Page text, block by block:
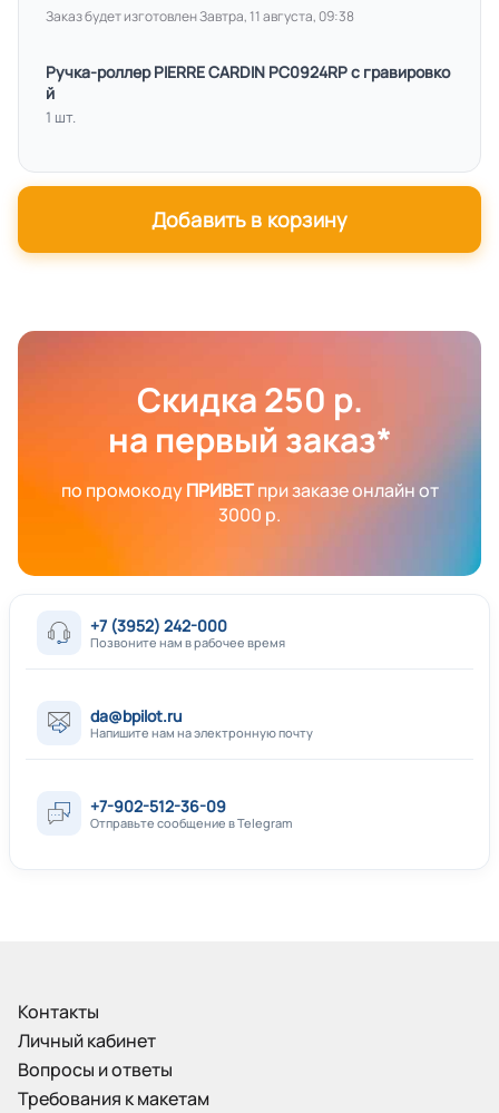
Заказ будет изготовлен Завтра, 11 августа, 09:38
Ручка-роллер PIERRE CARDIN PC0924RP с гравировко
й
1 шт.
Добавить в корзину
Скидка 250 р.
на первый заказ*
по промокодуПРИВЕТпри заказе онлайн от
3000 р.
+7 (3952) 242-000
Позвоните нам в рабочее время
da@bpilot.ru
Напишите нам на электронную почту
+7-902-512-36-09
Отправьте сообщение в Telegram
Контакты
Личный кабинет
Вопросы и ответы
Требования к макетам